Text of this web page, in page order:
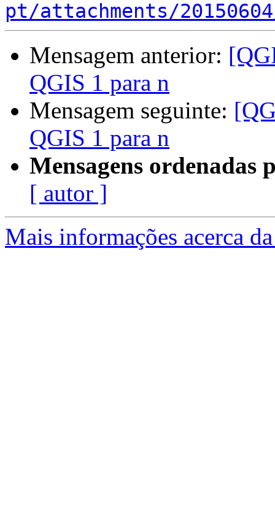
pt/attachments/
Mensagem anterior:
QGIS 1 para n
Mensagem seguinte:
QGIS 1 para n
Mensagens ordenadas
[ autor ]
Mais informações acerca